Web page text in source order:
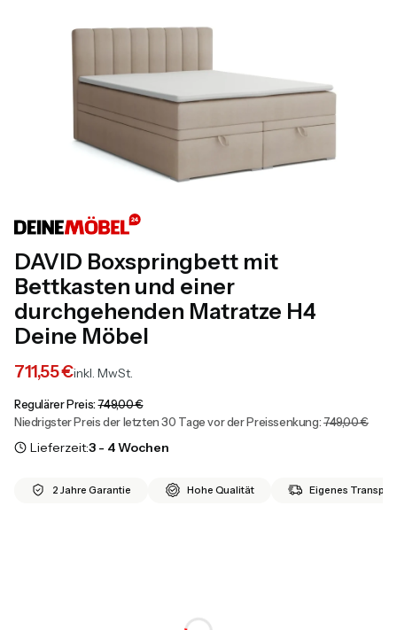
DAVID Boxspringbett mit
Bettkasten und einer
durchgehenden Matratze H4
Deine Möbel
711,55 €inkl. MwSt.
Regulärer Preis: 749,00 €
Niedrigster Preis der letzten 30 Tage vor der Preissenkung: 749,00 €
Lieferzeit:3 - 4 Wochen
2 Jahre Garantie Hohe Qualität Eigenes